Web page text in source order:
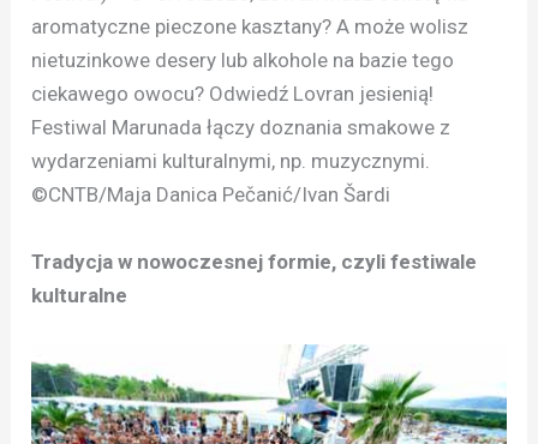
aromatyczne pieczone kasztany? A może wolisz
nietuzinkowe desery lub alkohole na bazie tego
ciekawego owocu? Odwiedź Lovran jesienią!
Festiwal Marunada łączy doznania smakowe z
wydarzeniami kulturalnymi, np. muzycznymi.
©CNTB/Maja Danica Pečanić/Ivan Šardi
Tradycja w nowoczesnej formie, czyli festiwale
kulturalne